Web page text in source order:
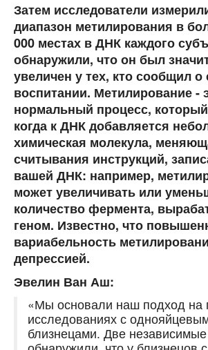
Затем исследователи
диапазон метилирования в
000 местах в ДНК каждого
обнаружили, что он был
увеличен у тех, кто сообщил о
воспитании. Метилирование -
нормальный процесс,
когда к ДНК добавляется
химическая молекула,
считывания инструкций,
вашей ДНК: например,
может увеличивать или
количество фермента,
геном. Известно, что
вариабельность
депрессией.
Эвелин Ван Аш:
«Мы основали наш подход
исследованиях с
близнецами. Две